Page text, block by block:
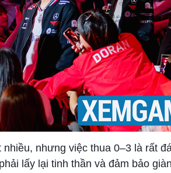
nhưng việc thua 0–3 là rất
lấy lại tinh thần và đảm bảo